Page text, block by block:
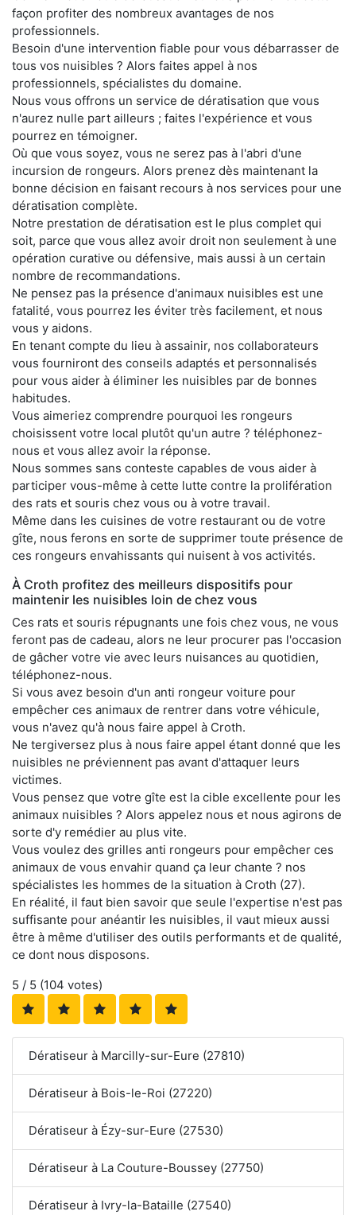
façon profiter des nombreux avantages de nos
professionnels.
Besoin d'une intervention fiable pour vous débarrasser de
tous vos nuisibles ? Alors faites appel à nos
professionnels, spécialistes du domaine.
Nous vous offrons un service de dératisation que vous
n'aurez nulle part ailleurs ; faites l'expérience et vous
pourrez en témoigner.
Où que vous soyez, vous ne serez pas à l'abri d'une
incursion de rongeurs. Alors prenez dès maintenant la
bonne décision en faisant recours à nos services pour une
dératisation complète.
Notre prestation de dératisation est le plus complet qui
soit, parce que vous allez avoir droit non seulement à une
opération curative ou défensive, mais aussi à un certain
nombre de recommandations.
Ne pensez pas la présence d'animaux nuisibles est une
fatalité, vous pourrez les éviter très facilement, et nous
vous y aidons.
En tenant compte du lieu à assainir, nos collaborateurs
vous fourniront des conseils adaptés et personnalisés
pour vous aider à éliminer les nuisibles par de bonnes
habitudes.
Vous aimeriez comprendre pourquoi les rongeurs
choisissent votre local plutôt qu'un autre ? téléphonez-
nous et vous allez avoir la réponse.
Nous sommes sans conteste capables de vous aider à
participer vous-même à cette lutte contre la prolifération
des rats et souris chez vous ou à votre travail.
Même dans les cuisines de votre restaurant ou de votre
gîte, nous ferons en sorte de supprimer toute présence de
ces rongeurs envahissants qui nuisent à vos activités.
À Croth profitez des meilleurs dispositifs pour
maintenir les nuisibles loin de chez vous
Ces rats et souris répugnants une fois chez vous, ne vous
feront pas de cadeau, alors ne leur procurer pas l'occasion
de gâcher votre vie avec leurs nuisances au quotidien,
téléphonez-nous.
Si vous avez besoin d'un anti rongeur voiture pour
empêcher ces animaux de rentrer dans votre véhicule,
vous n'avez qu'à nous faire appel à Croth.
Ne tergiversez plus à nous faire appel étant donné que les
nuisibles ne préviennent pas avant d'attaquer leurs
victimes.
Vous pensez que votre gîte est la cible excellente pour les
animaux nuisibles ? Alors appelez nous et nous agirons de
sorte d'y remédier au plus vite.
Vous voulez des grilles anti rongeurs pour empêcher ces
animaux de vous envahir quand ça leur chante ? nos
spécialistes les hommes de la situation à Croth (27).
En réalité, il faut bien savoir que seule l'expertise n'est pas
suffisante pour anéantir les nuisibles, il vaut mieux aussi
être à même d'utiliser des outils performants et de qualité,
ce dont nous disposons.
5 / 5 (104 votes)
Dératiseur à Marcilly-sur-Eure (27810)
Dératiseur à Bois-le-Roi (27220)
Dératiseur à Ézy-sur-Eure (27530)
Dératiseur à La Couture-Boussey (27750)
Dératiseur à Ivry-la-Bataille (27540)